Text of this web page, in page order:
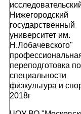
Нижегородский
государственный
университет им.
Н.Лобачевского"
переподготовка по
специальности
физкультура и
2018г